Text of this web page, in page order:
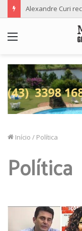
Início / Política
Política